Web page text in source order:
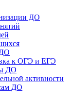
ДО
к ОГЭ и ЕГЭ
ДО
активности
ДО